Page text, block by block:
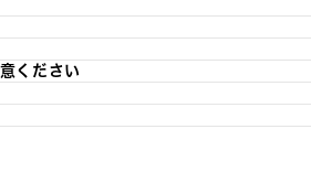
ください